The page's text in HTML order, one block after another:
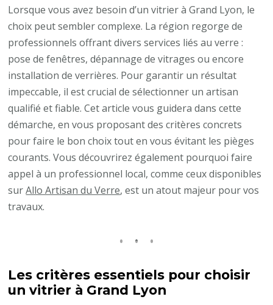
à
Grand
Lyon
pour
des
travaux
de
qualité
?
Lorsque vous avez besoin d’un vitrier à Grand Lyon, le
choix peut sembler complexe. La région regorge de
professionnels offrant divers services liés au verre :
pose de fenêtres, dépannage de vitrages ou encore
installation de verrières. Pour garantir un résultat
impeccable, il est crucial de sélectionner un artisan
qualifié et fiable. Cet article vous guidera dans cette
démarche, en vous proposant des critères concrets
pour faire le bon choix tout en vous évitant les pièges
courants. Vous découvrirez également pourquoi faire
appel à un professionnel local, comme ceux disponibles
surAllo Artisan du Verre, est un atout majeur pour vos
travaux.
Les critères essentiels pour choisir
un vitrier à Grand Lyon